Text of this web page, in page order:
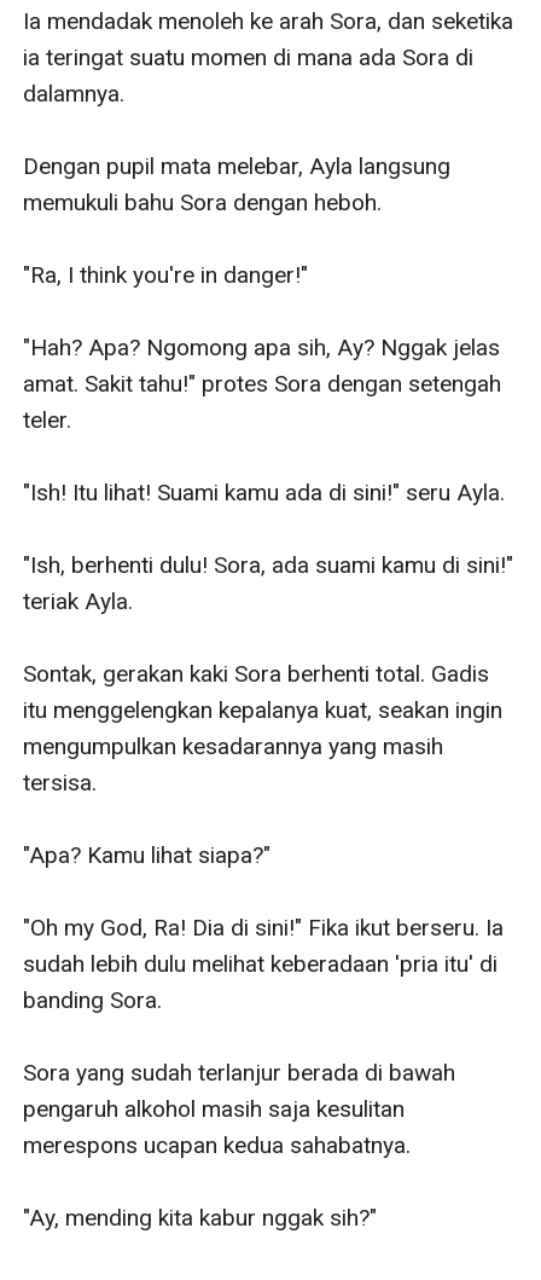
Ia mendadak menoleh ke arah Sora, dan seketika
ia teringat suatu momen di mana ada Sora di
dalamnya.
Dengan pupil mata melebar, Ayla langsung
memukuli bahu Sora dengan heboh.
"Ra, I think you're in danger!"
"Hah? Apa? Ngomong apa sih, Ay? Nggak jelas
amat. Sakit tahu!" protes Sora dengan setengah
teler.
"Ish! Itu lihat! Suami kamu ada di sini!" seru Ayla.
"Ish, berhenti dulu! Sora, ada suami kamu di sini!"
teriak Ayla.
Sontak, gerakan kaki Sora berhenti total. Gadis
itu menggelengkan kepalanya kuat, seakan ingin
mengumpulkan kesadarannya yang masih
tersisa.
"Apa? Kamu lihat siapa?"
"Oh my God, Ra! Dia di sini!" Fika ikut berseru. Ia
sudah lebih dulu melihat keberadaan 'pria itu' di
banding Sora.
Sora yang sudah terlanjur berada di bawah
pengaruh alkohol masih saja kesulitan
merespons ucapan kedua sahabatnya.
"Ay, mending kita kabur nggak sih?"